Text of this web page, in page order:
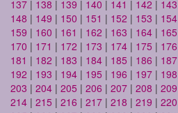
137 | 138 | 139 | 140 | 141 | 142 | 143
148 | 149 | 150 | 151 | 152 | 153 | 154
159 | 160 | 161 | 162 | 163 | 164 | 165
170 | 171 | 172 | 173 | 174 | 175 | 176
181 | 182 | 183 | 184 | 185 | 186 | 187
192 | 193 | 194 | 195 | 196 | 197 | 198
203 | 204 | 205 | 206 | 207 | 208 | 209
214 | 215 | 216 | 217 | 218 | 219 | 220